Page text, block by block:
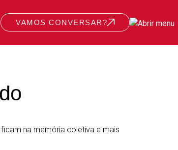
VAMOS CONVERSAR?
na memória coletiva e mais